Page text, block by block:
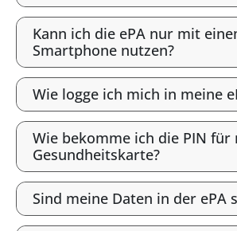
Kann ich die ePA nur mit
Smartphone nutzen?
Wie logge ich mich in meine
Wie bekomme ich die PIN für
Gesundheitskarte?
Sind meine Daten in der ePA